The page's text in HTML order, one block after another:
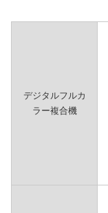
デジタルフルカ
ラー複合機